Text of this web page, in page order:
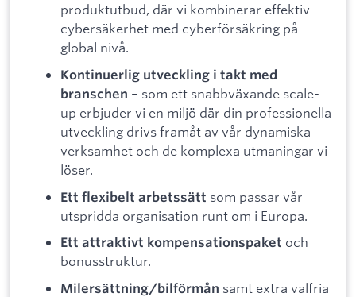
produktutbud, där vi kombinerar effektiv
cybersäkerhet med cyberförsäkring på
global nivå.
Kontinuerlig utveckling i takt med
branschen – som ett snabbväxande scale-
up erbjuder vi en miljö där din professionella
utveckling drivs framåt av vår dynamiska
verksamhet och de komplexa utmaningar vi
löser.
Ett flexibelt arbetssätt som passar vår
utspridda organisation runt om i Europa.
Ett attraktivt kompensationspaket och
bonusstruktur.
Milersättning/bilförmån samt extra valfria